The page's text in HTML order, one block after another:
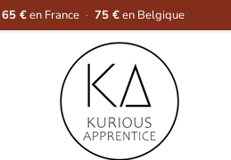
65 €en France · 75 €en Belgique